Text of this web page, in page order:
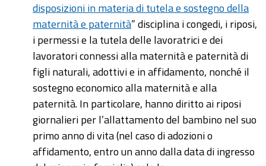
disposizioni in materia di tutela e sostegno della
maternità e paternità” disciplina i congedi, i riposi,
i permessi e la tutela delle lavoratrici e dei
lavoratori connessi alla maternità e paternità di
figli naturali, adottivi e in affidamento, nonché il
sostegno economico alla maternità e alla
paternità. In particolare, hanno diritto ai riposi
giornalieri per l’allattamento del bambino nel suo
primo anno di vita (nel caso di adozioni o
affidamento, entro un anno dalla data di ingresso